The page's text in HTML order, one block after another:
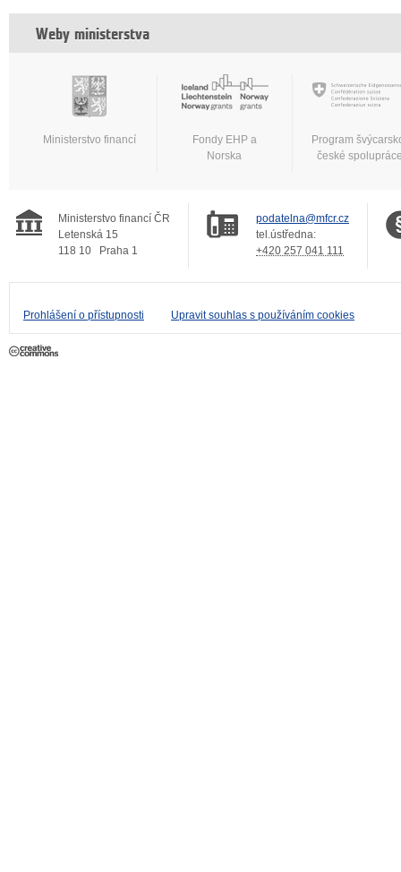
Weby ministerstva
Ministerstvo financí
Fondy EHP a
Norska
Program
české
Ministerstvo financí ČR
Letenská 15
118 10
Praha 1
podatelna@mfcr.cz
tel.ústředna:
+420 257 041 111
Prohlášení o přístupnosti Upravit souhlas s používáním cookies